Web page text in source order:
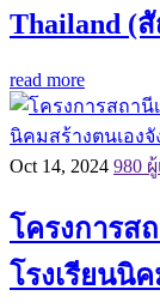
Thailand (
read more
Oct 14, 2024 980
โครงการส
โรงเรียนนิ